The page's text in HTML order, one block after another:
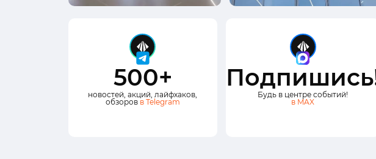
500+
новостей, акций, лайфхаков,
обзоров в Telegram
Будь в центре событий!
в MAX